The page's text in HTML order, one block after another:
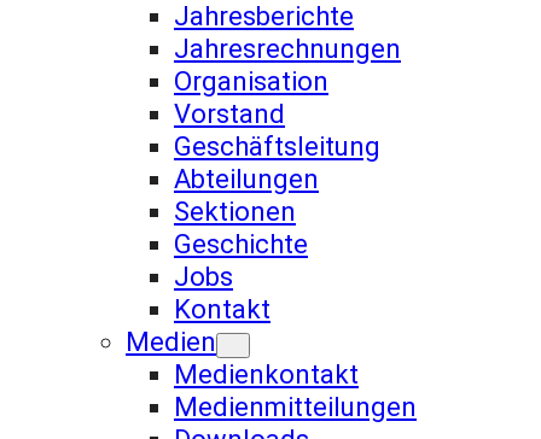
Jahresberichte
Jahresrechnungen
Organisation
Vorstand
Geschäftsleitung
Abteilungen
Sektionen
Geschichte
Jobs
Kontakt
Medien
Medienkontakt
Medienmitteilungen